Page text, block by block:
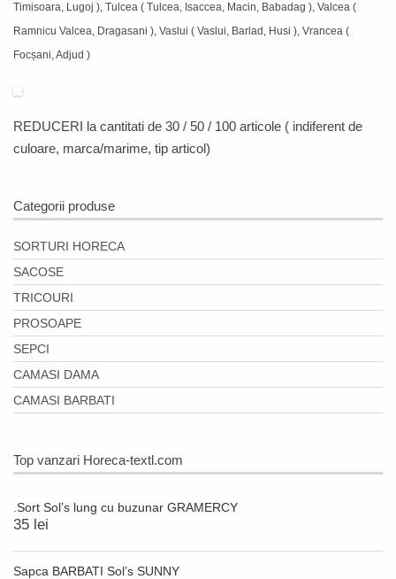
Timisoara, Lugoj ), Tulcea ( Tulcea, Isaccea, Macin, Babadag ), Valcea (
Ramnicu Valcea, Dragasani ), Vaslui ( Vaslui, Barlad, Husi ), Vrancea (
Focșani, Adjud )
REDUCERI la cantitati de 30 / 50 / 100 articole ( indiferent de
culoare, marca/marime, tip articol)
Categorii produse
SORTURI HORECA
SACOSE
TRICOURI
PROSOAPE
SEPCI
CAMASI DAMA
CAMASI BARBATI
Top vanzari Horeca-textl.com
.Sort Sol’s lung cu buzunar GRAMERCY
35 lei
Sapca BARBATI Sol’s SUNNY